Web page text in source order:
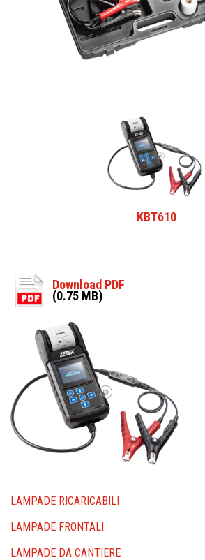
LAMPADE RICARICABILI
LAMPADE FRONTALI
LAMPADE DA CANTIERE
KBT610
Download PDF
(0.75 MB)